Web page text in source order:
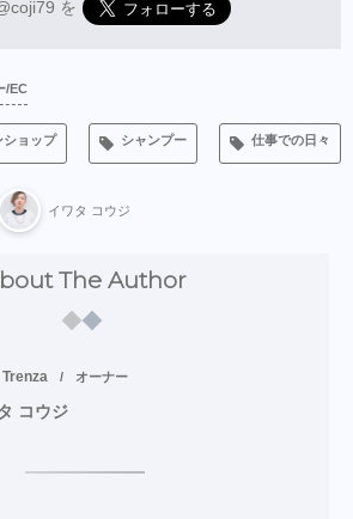
を
/EC
ショップ シャンプー 仕事での日々
イワタ コウジ
The Author
Trenza オーナー
コウジ